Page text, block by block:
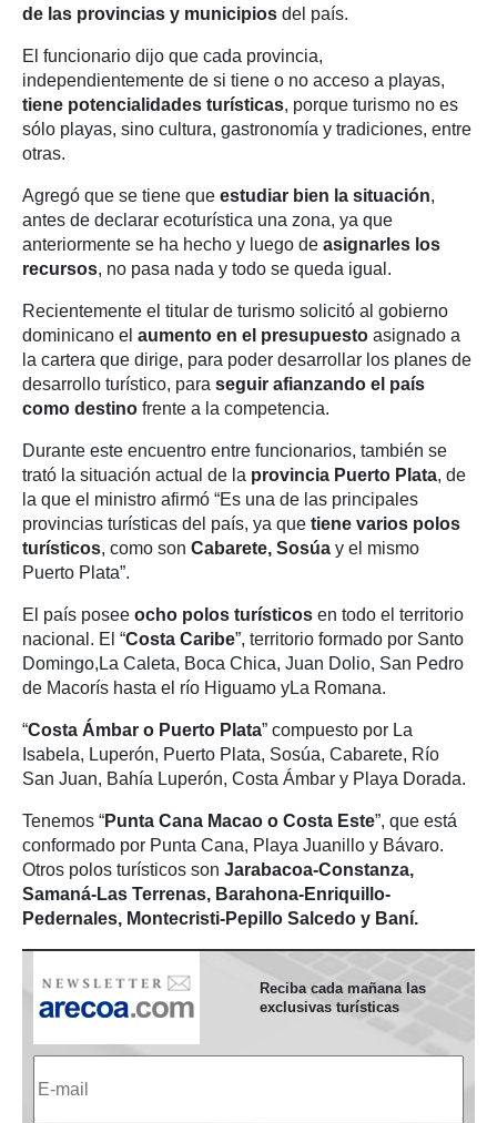
de las provincias y municipios del país.
El funcionario dijo que cada provincia,
independientemente de si tiene o no acceso a playas,
tiene potencialidades turísticas, porque turismo no es
sólo playas, sino cultura, gastronomía y tradiciones, entre
otras.
Agregó que se tiene que estudiar bien la situación,
antes de declarar ecoturística una zona, ya que
anteriormente se ha hecho y luego de asignarles los
recursos, no pasa nada y todo se queda igual.
Recientemente el titular de turismo solicitó al gobierno
dominicano el aumento en el presupuesto asignado a
la cartera que dirige, para poder desarrollar los planes de
desarrollo turístico, para seguir afianzando el país
como destino frente a la competencia.
Durante este encuentro entre funcionarios, también se
trató la situación actual de la provincia Puerto Plata, de
la que el ministro afirmó “Es una de las principales
provincias turísticas del país, ya que tiene varios polos
turísticos, como son Cabarete, Sosúa y el mismo
Puerto Plata”.
El país posee ocho polos turísticos en todo el territorio
nacional. El “Costa Caribe”, territorio formado por Santo
Domingo,La Caleta, Boca Chica, Juan Dolio, San Pedro
de Macorís hasta el río Higuamo yLa Romana.
“Costa Ámbar o Puerto Plata” compuesto por La
Isabela, Luperón, Puerto Plata, Sosúa, Cabarete, Río
San Juan, Bahía Luperón, Costa Ámbar y Playa Dorada.
Tenemos “Punta Cana Macao o Costa Este”, que está
conformado por Punta Cana, Playa Juanillo y Bávaro.
Otros polos turísticos son Jarabacoa-Constanza,
Samaná-Las Terrenas, Barahona-Enriquillo-
Pedernales, Montecristi-Pepillo Salcedo y Baní.
Reciba cada mañana las
exclusivas turísticas